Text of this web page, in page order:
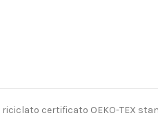
certificato OEKO-TEX